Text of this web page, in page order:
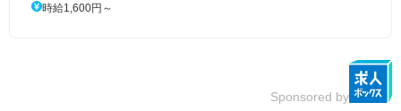
時給1,600円～
Sponsored by